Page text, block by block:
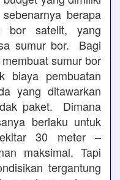
berapa
bor satelit, yang
sumur bor. Bagi
sumur bor
biaya pembuatan
yang ditawarkan
paket. Dimana
berlaku untuk
30 meter –
maksimal. Tapi
tergantung